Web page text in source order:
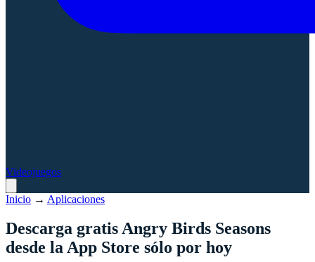
Videojuegos
Inicio → Aplicaciones
Descarga gratis Angry Birds Seasons
desde la App Store sólo por hoy